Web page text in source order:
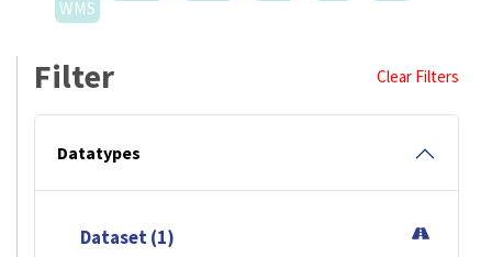
WMS
Filter Clear Filters
Datatypes
Dataset (1)